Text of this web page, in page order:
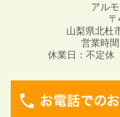
アル
山梨県北杜
営業時
休業日：不定休